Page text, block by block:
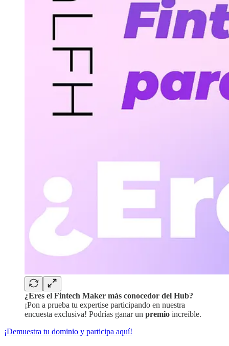
¿Eres el Fintech Maker más conocedor del Hub?
¡Pon a prueba tu expertise participando en nuestra
encuesta exclusiva! Podrías ganar un premio increíble.
¡Demuestra tu dominio y participa aquí!